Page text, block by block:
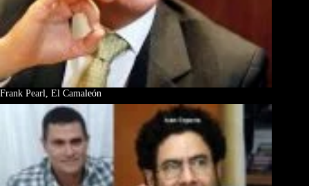
Frank Pearl, El Camaleón